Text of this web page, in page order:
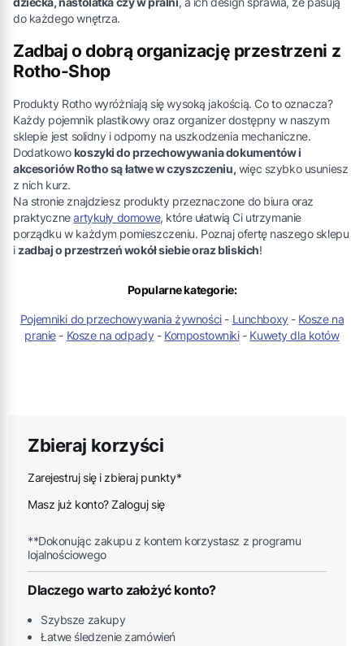
do każdego wnętrza.
Zadbaj o dobrą organizację przestrzeni z
Rotho-Shop
Produkty Rotho wyróżniają się wysoką jakością. Co to oznacza?
Każdy pojemnik plastikowy oraz organizer dostępny w naszym
sklepie jest solidny i odporny na uszkodzenia mechaniczne.
Dodatkowokoszyki do przechowywania dokumentów i
akcesoriów Rotho są łatwe w czyszczeniu, więc szybko usuniesz
z nich kurz.
Na stronie znajdziesz produkty przeznaczone do biura oraz
praktyczneartykuły domowe, które ułatwią Ci utrzymanie
porządku w każdym pomieszczeniu. Poznaj ofertę naszego sklepu
i zadbaj o przestrzeń wokół siebie oraz bliskich!
Popularne kategorie:
Pojemniki do przechowywania żywności- Lunchboxy - Kosze na
pranie- Kosze na odpady - Kompostowniki- Kuwety dla kotów
Zbieraj korzyści
Zarejestruj się i zbieraj punkty*
Masz już konto? Zaloguj się
**Dokonując zakupu z kontem korzystasz z programu
lojalnościowego
Dlaczego warto założyć konto?
Szybsze zakupy
Łatwe śledzenie zamówień